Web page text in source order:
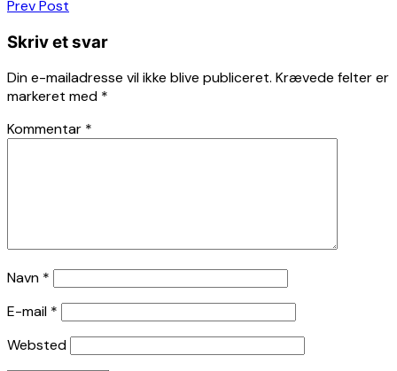
Indlægsnavigation
Prev Post
Skriv et svar
Din e-mailadresse vil ikke blive publiceret. Krævede felter er
markeret med *
Kommentar *
Navn *
E-mail *
Websted